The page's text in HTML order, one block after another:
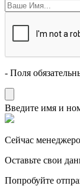
- Поля
Введите имя и
Cейчас
Оставьте свои
Попробуйте